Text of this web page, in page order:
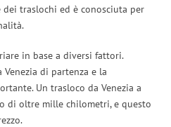
traslochi ed è conosciuta per
in base a diversi fattori.
di partenza e la
Un trasloco da Venezia a
di oltre mille chilometri, e questo